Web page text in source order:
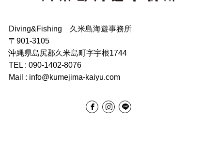
Diving&Fishing 久米島海遊事務所
〒901-3105
沖縄県島尻郡久米島町字宇根1744
TEL : 090-1402-8076
Mail : info@kumejima-kaiyu.com